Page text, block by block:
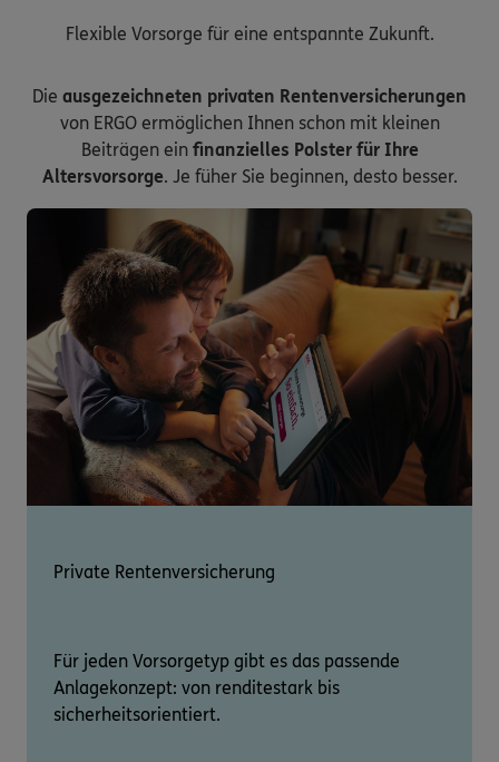
Flexible Vorsorge für eine entspannte Zukunft.
Die ausgezeichneten privaten Rentenversicherungen
von ERGO ermöglichen Ihnen schon mit kleinen
Beiträgen ein finanzielles Polster für Ihre
Altersvorsorge. Je füher Sie beginnen, desto besser.
Private Rentenversicherung
Für jeden Vorsorgetyp gibt es das passende
Anlagekonzept: von renditestark bis
sicherheitsorientiert.